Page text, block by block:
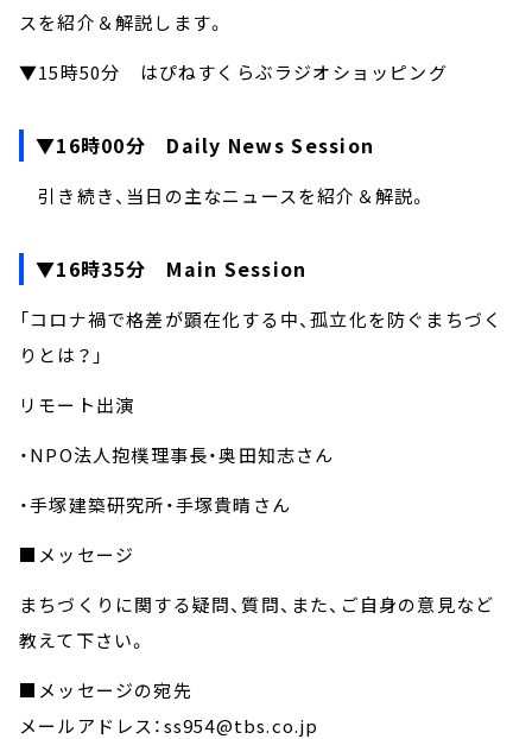
スを紹介＆解説します。
▼15時50分 はぴねすくらぶラジオショッピング
▼16時00分 Daily News Session
引き続き、当日の主なニュースを紹介＆解説。
▼16時35分 Main Session
「コロナ禍で格差が顕在化する中、孤立化を防ぐまちづく
りとは？」
リモート出演
・NPO法人抱樸理事長・奥田知志さん
・手塚建築研究所・手塚貴晴さん
■メッセージ
まちづくりに関する疑問、質問、また、ご自身の意見など
教えて下さい。
■メッセージの宛先
メールアドレス：ss954@tbs.co.jp